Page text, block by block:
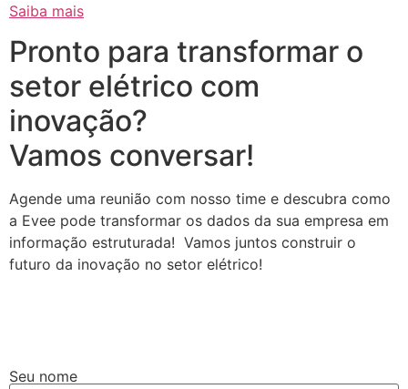
Saiba mais
Pronto para transformar o
setor elétrico com
inovação?
Vamos conversar!
Agende uma reunião com nosso time e descubra como
a Evee pode transformar os dados da sua empresa em
informação estruturada! Vamos juntos construir o
futuro da inovação no setor elétrico!
Seu nome